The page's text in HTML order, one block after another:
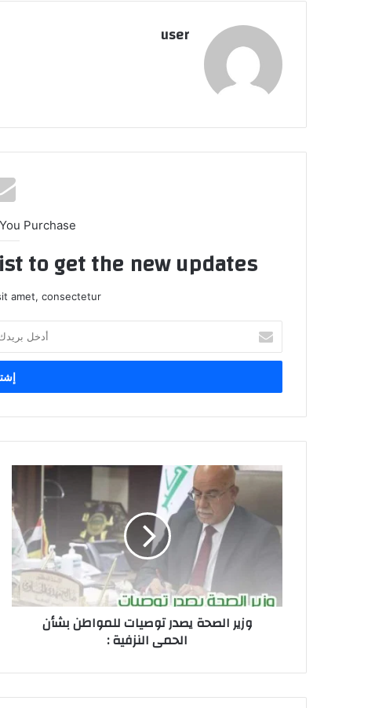
user
Purchase
to get the new updates!
amet, consectetur.
بريدك
الإلكتروني
وزير
توصيات
:
وزير الصحة يصدر توصيات للمواطن بشأن
الحمى النزفية :